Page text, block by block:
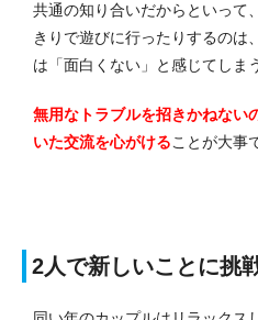
共通の知り合いだからといって
きりで遊びに行ったりするのは
は「面白くない」と感じてしま
無用なトラブルを招きかねない
いた交流を心がけることが大事
2人で新しいことに挑